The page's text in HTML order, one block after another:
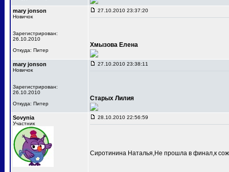
mary jonson
Новичок
Зарегистрирован:
26.10.2010
Откуда: Питер
27.10.2010 23:37:20
Хмызова Елена
mary jonson
Новичок
Зарегистрирован:
26.10.2010
Откуда: Питер
27.10.2010 23:38:11
Старых Лилия
Sovynia
Участник
28.10.2010 22:56:59
Сиротинина Наталья,Не прошла в финал,к